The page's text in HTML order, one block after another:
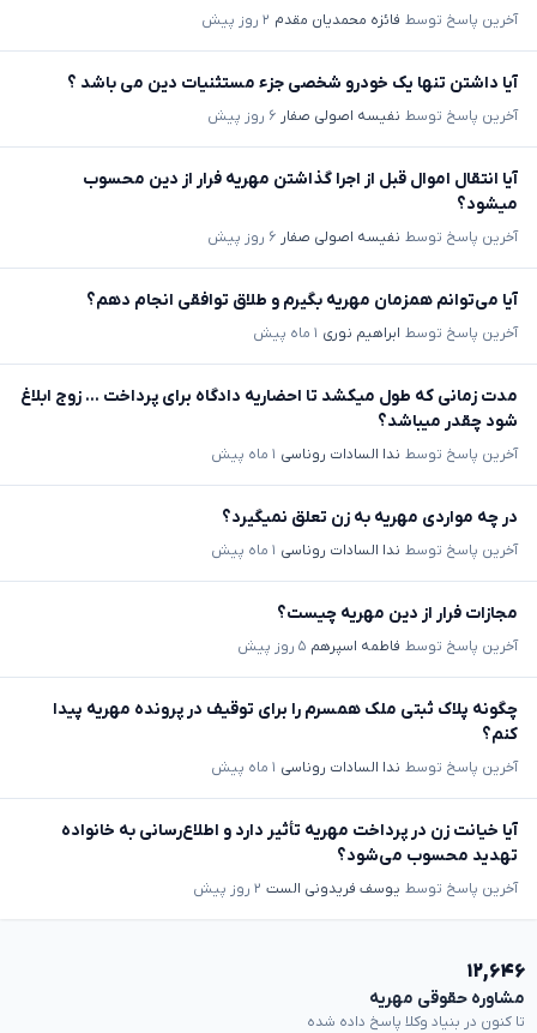
آخرین پاسخ توسط فائزه محمدیان مقدم ۲ روز پیش
آیا داشتن تنها یک خودرو شخصی جزء مستثنیات دین می باشد ؟
آخرین پاسخ توسط نفیسه اصولی صفار ۶ روز پیش
آیا انتقال اموال قبل از اجرا گذاشتن مهریه فرار از دین محسوب
میشود؟
آخرین پاسخ توسط نفیسه اصولی صفار ۶ روز پیش
آیا می‌توانم همزمان مهریه بگیرم و طلاق توافقی انجام دهم؟
آخرین پاسخ توسط ابراهیم نوری ۱ ماه پیش
مدت زمانی که طول میکشد تا احضاریه دادگاه برای پرداخت ... زوج ابلاغ
شود چقدر میباشد؟
آخرین پاسخ توسط ندا السادات روناسی ۱ ماه پیش
در چه مواردی مهریه به زن تعلق نمیگیرد؟
آخرین پاسخ توسط ندا السادات روناسی ۱ ماه پیش
مجازات فرار از دین مهریه چیست؟
آخرین پاسخ توسط فاطمه اسپرهم ۵ روز پیش
چگونه پلاک ثبتی ملک همسرم را برای توقیف در پرونده مهریه پیدا
کنم؟
آخرین پاسخ توسط ندا السادات روناسی ۱ ماه پیش
آیا خیانت زن در پرداخت مهریه تأثیر دارد و اطلاع‌رسانی به خانواده
تهدید محسوب می‌شود؟
آخرین پاسخ توسط یوسف فریدونی الست ۲ روز پیش
۱۲,۶۴۶
مشاوره حقوقی مهریه
تا کنون در بنیاد وکلا پاسخ داده شده